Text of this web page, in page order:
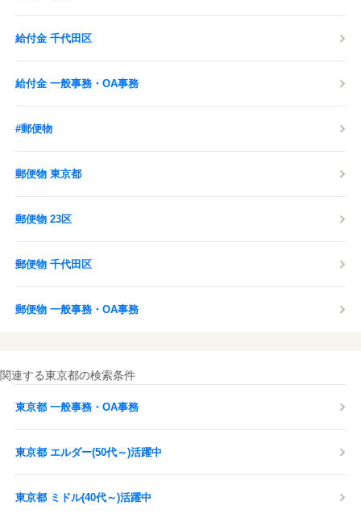
給付金 千代田区
給付金 一般事務・OA事務
#郵便物
郵便物 東京都
郵便物 23区
郵便物 千代田区
郵便物 一般事務・OA事務
関連する東京都の検索条件
東京都 一般事務・OA事務
東京都 エルダー(50代～)活躍中
東京都 ミドル(40代～)活躍中